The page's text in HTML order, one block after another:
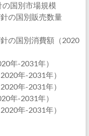
国別市場規模
の国別販売数量
の国別消費額（2020
年-2031年）
年-2031年）
年-2031年）
年-2031年）
年-2031年）